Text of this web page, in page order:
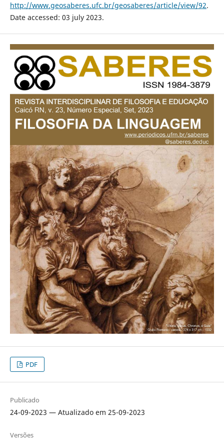
http://www.geosaberes.ufc.br/geosaberes/article/view/92.
Date accessed: 03 july 2023.
PDF
Publicado
24-09-2023 — Atualizado em 25-09-2023
Versões